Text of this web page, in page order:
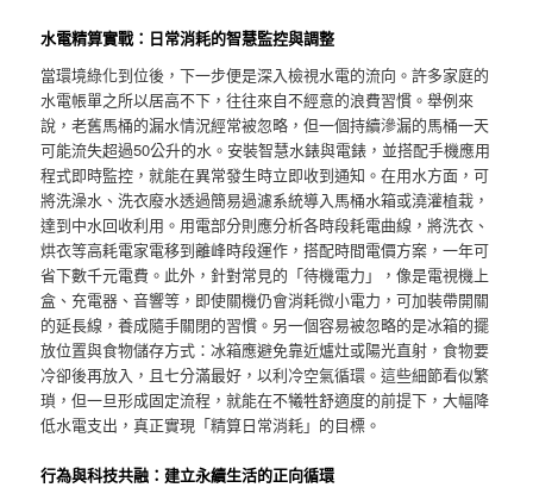
水電精算實戰：日常消耗的智慧監控與調整
當環境綠化到位後，下一步便是深入檢視水電的流向。許多家庭的
水電帳單之所以居高不下，往往來自不經意的浪費習慣。舉例來
說，老舊馬桶的漏水情況經常被忽略，但一個持續滲漏的馬桶一天
可能流失超過50公升的水。安裝智慧水錶與電錶，並搭配手機應用
程式即時監控，就能在異常發生時立即收到通知。在用水方面，可
將洗澡水、洗衣廢水透過簡易過濾系統導入馬桶水箱或澆灌植栽，
達到中水回收利用。用電部分則應分析各時段耗電曲線，將洗衣、
烘衣等高耗電家電移到離峰時段運作，搭配時間電價方案，一年可
省下數千元電費。此外，針對常見的「待機電力」，像是電視機上
盒、充電器、音響等，即使關機仍會消耗微小電力，可加裝帶開關
的延長線，養成隨手關閉的習慣。另一個容易被忽略的是冰箱的擺
放位置與食物儲存方式：冰箱應避免靠近爐灶或陽光直射，食物要
冷卻後再放入，且七分滿最好，以利冷空氣循環。這些細節看似繁
瑣，但一旦形成固定流程，就能在不犧牲舒適度的前提下，大幅降
低水電支出，真正實現「精算日常消耗」的目標。
行為與科技共融：建立永續生活的正向循環